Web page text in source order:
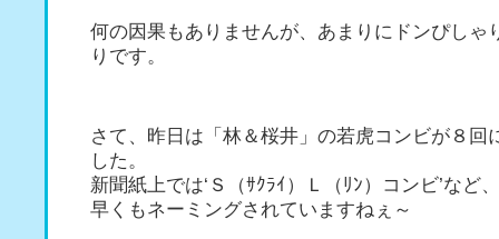
何の因果もありませんが、あまりにドンぴしゃ
りです。
さて、昨日は「林＆桜井」の若虎コンビが８回
した。
新聞紙上では‘Ｓ（ｻｸﾗｲ）Ｌ（ﾘﾝ）コンビ’など、
早くもネーミングされていますねぇ～